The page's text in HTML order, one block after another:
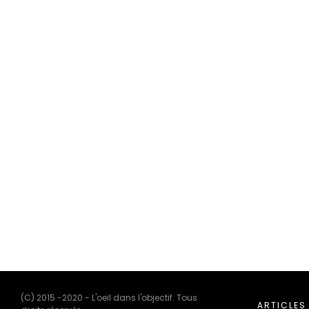
(C) 2015 -2020 - L'oeil dans l'objectif. Tous
ARTICLES